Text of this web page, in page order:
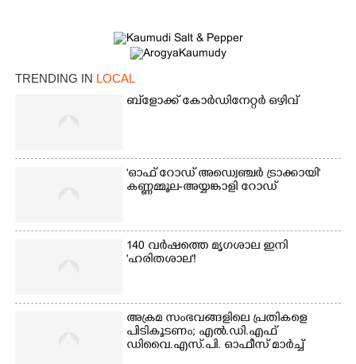
TRENDING IN LOCAL
ബ്‌ളോക്ക് കോർഡിനേറ്റർ ഒഴിവ്
'ഓഫ് റോഡ് അഡ്വെഞ്ചർ ട്രാക്കായി'
കണ്ണമ്മൂല-അയ്യങ്കാളി റോഡ്
140 വർഷത്തെ മൃഗശാല ഇനി
'ഹരിതശാല'!
അക്രമ സംഭവങ്ങളിലെ പ്രതികളെ
പിടികൂടണം; എൽ.ഡി.എഫ്
ഡിവൈ.എസ്.പി. ഓഫീസ് മാർച്ച്
Share this link
Copy Link